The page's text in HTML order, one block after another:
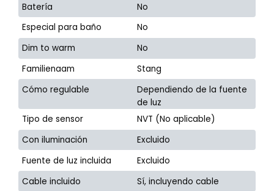
Batería
No
Especial para baño
No
Dim to warm
No
Familienaam
Stang
Cómo regulable
Dependiendo de la fuente
de luz
Tipo de sensor
NVT (No aplicable)
Con iluminación
Excluido
Fuente de luz incluida
Excluido
Cable incluido
Sí, incluyendo cable